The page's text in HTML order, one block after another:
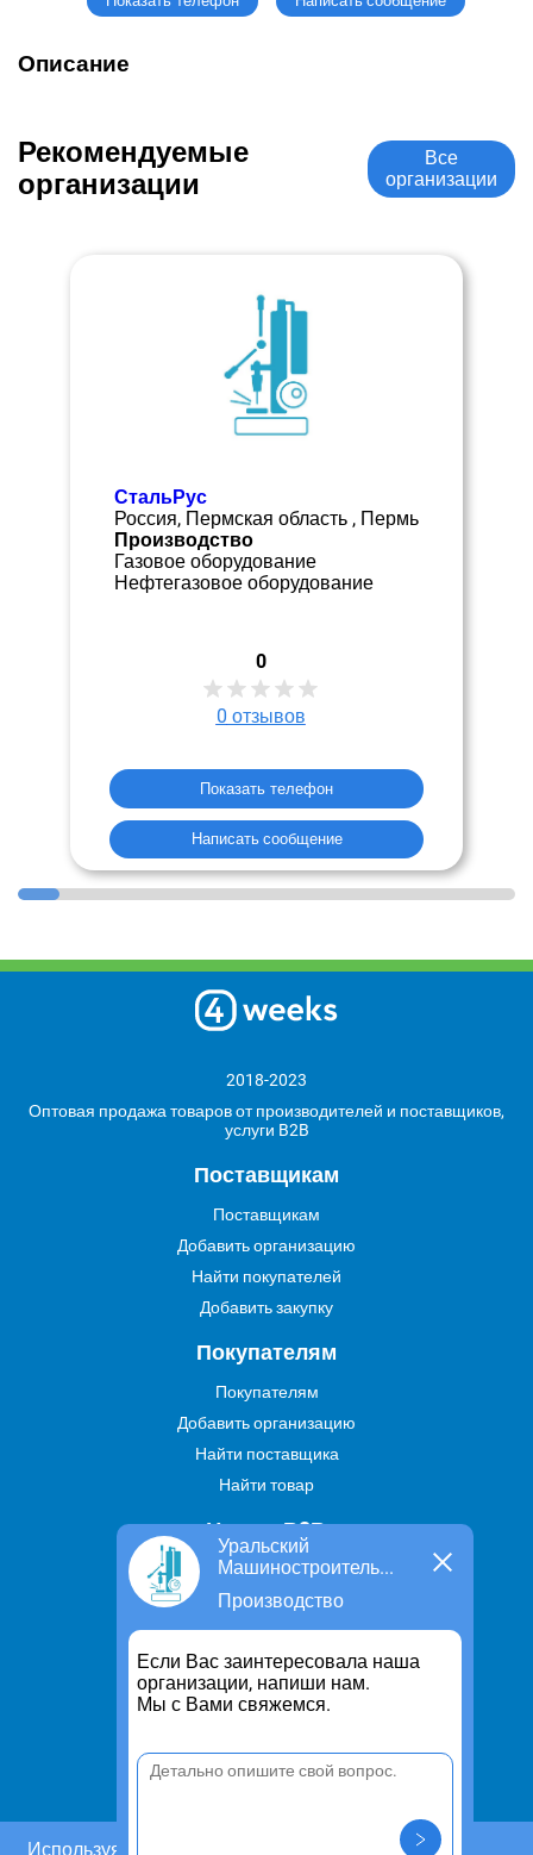
Описание
Рекомендуемые
организации
Все
организации
СтальРус
Россия, Пермская область , Пермь
Производство
Газовое оборудование
Нефтегазовое оборудование
0
0 отзывов
Показать телефон
Написать сообщение
Уральский
Машиностроитель...
Производство
Если Вас заинтересовала наша
организации, напиши нам.
Мы с Вами свяжемся.
Используя этот сайт, Вы даете согласие на
2018-2023
Оптовая продажа товаров от производителей и поставщиков,
услуги B2B
Поставщикам
Поставщикам
Добавить организацию
Найти покупателей
Добавить закупку
Покупателям
Покупателям
Добавить организацию
Найти поставщика
Найти товар
Услуги В2В
Найти услугу
Предложить свою услугу
Дропшиппинг
Транспортные услуги
Информация
Политика конфиденциальности